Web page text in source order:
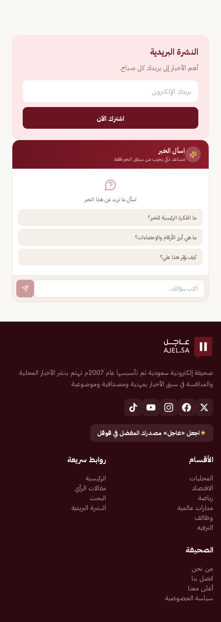
النشرة البريدية
أهم الأخبار إلى بريدك كل صباح.
اشترك الآن
اسأل الخبر
مساعد ذكي يجيب من سياق الخبر فقط
اسأل ما تريد عن هذا الخبر
ما الفكرة الرئيسية للخبر؟
ما هي أبرز الأرقام والإحصاءات؟
كيف يؤثر هذا علي؟
صحيفة إلكترونية سعودية تم تأسيسها عام 2007م تهتم بنشر الأخبار المحلية
والمنافسة في سبق الأخبار بمهنية ومصداقية وموضوعية
★اجعل «عاجل» مصدرك المفضل في قوقل
الأقسام
المحليات
الاقتصاد
رياضة
مدارات عالمية
وظائف
الترفيه
روابط سريعة
الرئيسية
مقالات الرأي
البحث
النشرة البريدية
الصحيفة
من نحن
اتصل بنا
أعلن معنا
سياسة الخصوصية